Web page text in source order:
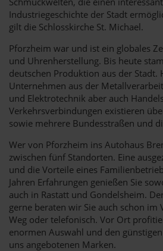
Industriegeschichte der Stadt
gilt die Schlosskirche St. Michael.
Pforzheim war und ist ein globales
und Uhrenherstellung. Bis heute
deutschen Produktion aus der Stadt.
Unternehmen aus der
und Elektrotechnik aber auch
Verkehrsverbindungen existieren
sowie mehrere Bundesstraßen und
Wer von Pforzheim ins Autohaus
zwischen fünf Standorten. Eine
und die Vorteile eines
Jahren Erfahrungen genießen Sie
auch in Rastatt und Gondelsheim.
gerne beraten wir Sie auch schon im
Weg oder telefonisch. Vor Ort
enormen Auswahl und den
uns angebotenen Marken.